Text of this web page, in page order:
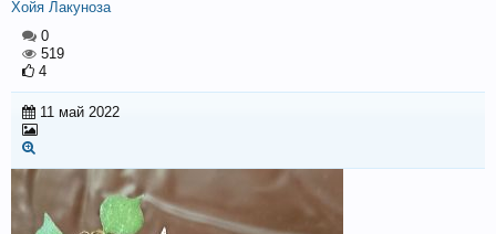
Хойя Лакуноза
0
519
4
11 май 2022